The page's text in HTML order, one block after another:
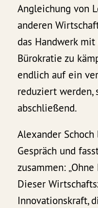
Angleichung von
anderen
das Handwerk
Bürokratie zu
endlich auf ein
reduziert werden,
abschließend.
Alexander
Gespräch und
zusammen:
Dieser
Innovationskraft,